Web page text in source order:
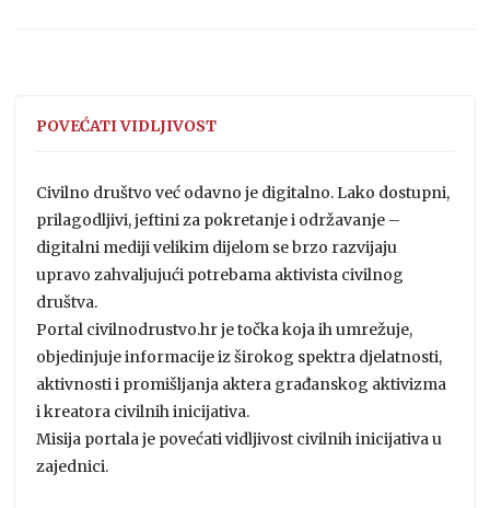
POVEĆATI VIDLJIVOST
Civilno društvo već odavno je digitalno. Lako dostupni,
prilagodljivi, jeftini za pokretanje i održavanje –
digitalni mediji velikim dijelom se brzo razvijaju
upravo zahvaljujući potrebama aktivista civilnog
društva.
Portal civilnodrustvo.hr je točka koja ih umrežuje,
objedinjuje informacije iz širokog spektra djelatnosti,
aktivnosti i promišljanja aktera građanskog aktivizma
i kreatora civilnih inicijativa.
Misija portala je povećati vidljivost civilnih inicijativa u
zajednici.